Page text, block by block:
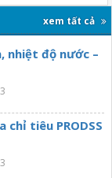
xem tất cả
nhiệt độ nước –
tiêu PRODSS